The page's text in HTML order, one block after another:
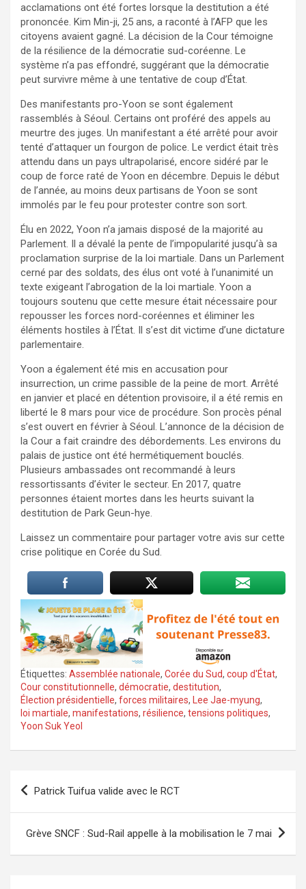
acclamations ont été fortes lorsque la destitution a été
prononcée. Kim Min-ji, 25 ans, a raconté à l’AFP que les
citoyens avaient gagné. La décision de la Cour témoigne
de la résilience de la démocratie sud-coréenne. Le
système n’a pas effondré, suggérant que la démocratie
peut survivre même à une tentative de coup d’État.
Des manifestants pro-Yoon se sont également
rassemblés à Séoul. Certains ont proféré des appels au
meurtre des juges. Un manifestant a été arrêté pour avoir
tenté d’attaquer un fourgon de police. Le verdict était très
attendu dans un pays ultrapolarisé, encore sidéré par le
coup de force raté de Yoon en décembre. Depuis le début
de l’année, au moins deux partisans de Yoon se sont
immolés par le feu pour protester contre son sort.
Élu en 2022, Yoon n’a jamais disposé de la majorité au
Parlement. Il a dévalé la pente de l’impopularité jusqu’à sa
proclamation surprise de la loi martiale. Dans un Parlement
cerné par des soldats, des élus ont voté à l’unanimité un
texte exigeant l’abrogation de la loi martiale. Yoon a
toujours soutenu que cette mesure était nécessaire pour
repousser les forces nord-coréennes et éliminer les
éléments hostiles à l’État. Il s’est dit victime d’une dictature
parlementaire.
Yoon a également été mis en accusation pour
insurrection, un crime passible de la peine de mort. Arrêté
en janvier et placé en détention provisoire, il a été remis en
liberté le 8 mars pour vice de procédure. Son procès pénal
s’est ouvert en février à Séoul. L’annonce de la décision de
la Cour a fait craindre des débordements. Les environs du
palais de justice ont été hermétiquement bouclés.
Plusieurs ambassades ont recommandé à leurs
ressortissants d’éviter le secteur. En 2017, quatre
personnes étaient mortes dans les heurts suivant la
destitution de Park Geun-hye.
Laissez un commentaire pour partager votre avis sur cette
crise politique en Corée du Sud.
Étiquettes: Assemblée nationale, Corée du Sud, coup d'État,
Cour constitutionnelle, démocratie, destitution,
Élection présidentielle, forces militaires, Lee Jae-myung,
loi martiale, manifestations, résilience, tensions politiques,
Yoon Suk Yeol
Navigation
Patrick Tuifua valide avec le RCT
Grève SNCF : Sud-Rail appelle à la mobilisation le 7 mai